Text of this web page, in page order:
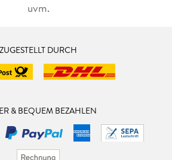
uvm.
ZUGESTELLT DURCH
& BEQUEM BEZAHLEN